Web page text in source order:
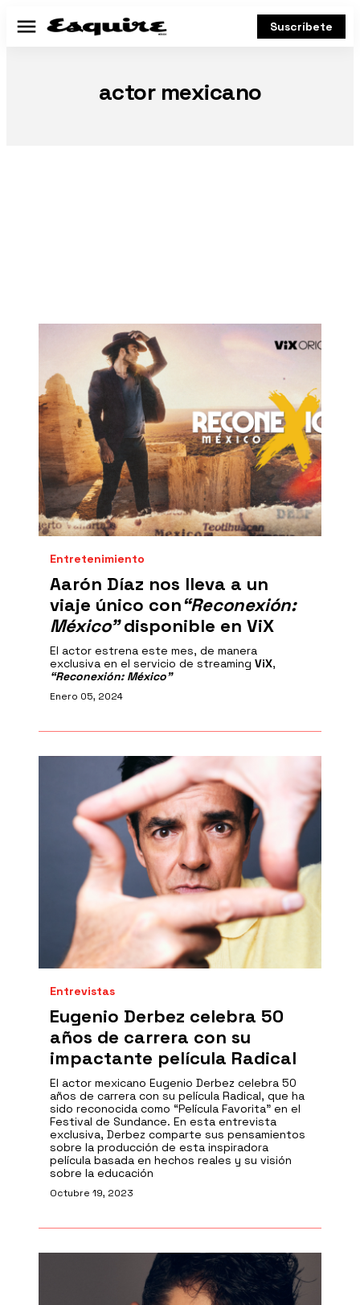
Menú Suscríbete
actor mexicano
Entretenimiento
Aarón Díaz nos lleva a un
viaje único con“Reconexión:
México”disponible en ViX
El actor estrena este mes, de manera
exclusiva en el servicio de streaming ViX,
“Reconexión: México”
Enero 05, 2024
Entrevistas
Eugenio Derbez celebra 50
años de carrera con su
impactante película Radical
El actor mexicano Eugenio Derbez celebra 50
años de carrera con su película Radical, que ha
sido reconocida como “Película Favorita” en el
Festival de Sundance. En esta entrevista
exclusiva, Derbez comparte sus pensamientos
sobre la producción de esta inspiradora
película basada en hechos reales y su visión
sobre la educación
Octubre 19, 2023